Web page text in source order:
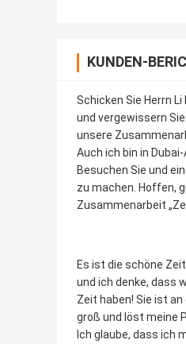
KUNDEN-
Schicken Sie Herrn
und vergewissern
unsere
Auch ich bin in
Besuchen Sie und
zu machen. Hoffen,
Zusammenarbeit
Es ist die schöne
und ich denke, dass
Zeit haben! Sie ist
groß und löst meine
Ich glaube, dass ich